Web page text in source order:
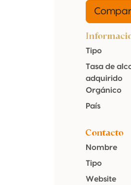
Tipo
Tasa de
adquirido
Orgánico
País
Contacto
Nombre
Tipo
Website